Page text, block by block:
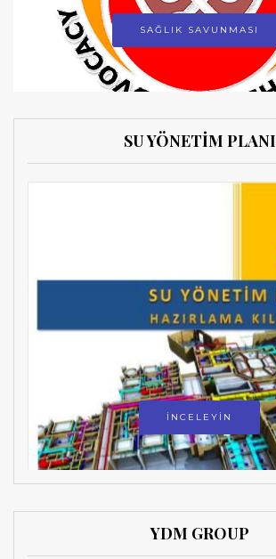
SAĞLIK SAVUNMASI
SU YÖNETİM PLANI
İNCELEYİN
YDM GROUP